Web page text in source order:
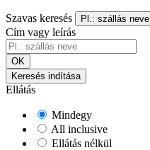
Szavas keresés Pl.: szállás neve
Cím vagy leírás
OK
Keresés indítása
Ellátás
Mindegy
All inclusive
Ellátás nélkül